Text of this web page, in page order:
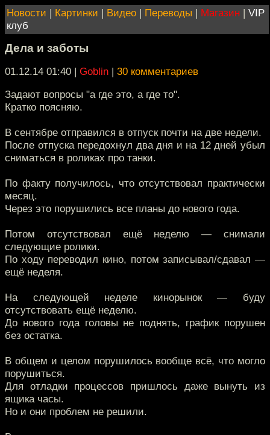
Новости | Картинки | Видео | Переводы | Магазин | VIP
клуб
Дела и заботы
01.12.14 01:40 | Goblin | 30 комментариев
Задают вопросы "а где это, а где то".
Кратко поясняю.
В сентябре отправился в отпуск почти на две недели.
После отпуска передохнул два дня и на 12 дней убыл
сниматься в роликах про танки.
По факту получилось, что отсутствовал практически
месяц.
Через это порушились все планы до нового года.
Потом отсутствовал ещё неделю — снимали
следующие ролики.
По ходу переводил кино, потом записывал/сдавал —
ещё неделя.
На следующей неделе кинорынок — буду
отсутствовать ещё неделю.
До нового года головы не поднять, график порушен
без остатка.
В общем и целом порушилось вообще всё, что могло
порушиться.
Для отладки процессов пришлось даже вынуть из
ящика часы.
Но и они проблем не решили.